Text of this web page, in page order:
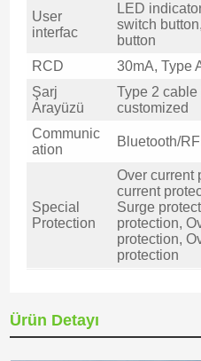
User
interfac
LED
switch
button
RCD
30mA, Type
Şarj
Arayüzü
Type 2 cable
customized
Communic
ation
Bluetooth/
Special
Protection
Over current
current
Surge
protection,
protection,
protection
Ürün Detayı